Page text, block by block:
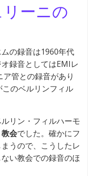
ーニの
の録音は1960年代
録音としてはEMIレ
ア管との録音があり
のベルリンフィル
リン・フィルハーモ
会でした。確かにフ
うので、こうしたレ
い教会での録音のほ